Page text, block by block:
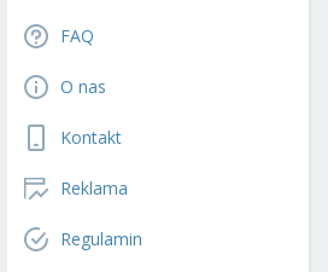
FAQ
O nas
Kontakt
Reklama
Regulamin